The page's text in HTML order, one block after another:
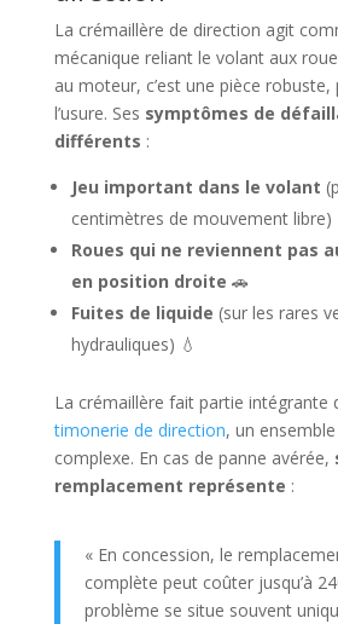
La crémaillère de direction agit
mécanique reliant le volant aux
au moteur, c’est une pièce
l’usure. Ses symptômes de
différents :
Jeu important dans le volant
centimètres de mouvement libre)
Roues qui ne reviennent pas
en position droite 🚗
Fuites de liquide (sur les rares
hydrauliques) 💧
La crémaillère fait partie intégrante
timonerie de direction, un
complexe. En cas de panne avérée,
remplacement représente :
« En concession, le
complète peut coûter jusqu’à
problème se situe souvent